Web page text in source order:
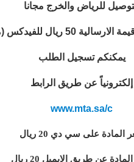
للرياض والخرج مجانا
(من 48 ساعة الى 72 ساعة)
يمكنكم تسجيل الطلب
إلكترونياً عن طريق الرابط
www.mta.sa/c
المادة على سي دي 20 ريال
عن طريق الايميل 20 ريال